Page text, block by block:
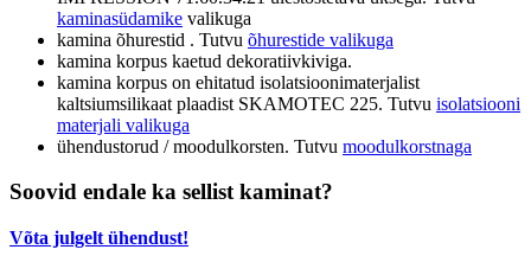
kaminasüdamike valikuga
kamina õhurestid . Tutvu õhurestide valikuga
kamina korpus kaetud dekoratiivkiviga.
kamina korpus on ehitatud isolatsioonimaterjalist
kaltsiumsilikaat plaadist SKAMOTEC 225. Tutvu isolatsiooni
materjali valikuga
ühendustorud / moodulkorsten. Tutvu moodulkorstnaga
Soovid endale ka sellist kaminat?
Võta julgelt ühendust!